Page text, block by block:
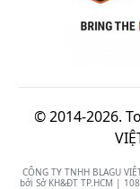
© 2014-2026.
CÔNG TY TNHH BLAGU
bởi Sở KH&ĐT TP.HCM |